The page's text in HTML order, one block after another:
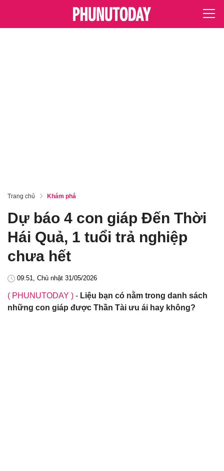
Trang chủ Khám phá
Dự báo 4 con giáp Đến Thời
Hái Quả, 1 tuổi trả nghiệp
chưa hết
09:51, Chủ nhật 31/05/2026
( PHUNUTODAY ) - Liệu bạn có nằm trong danh sách
những con giáp được Thần Tài ưu ái hay không?